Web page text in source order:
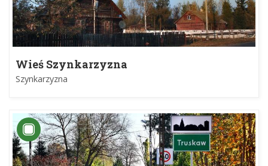
Wieś Szynkarzyzna
Szynkarzyzna